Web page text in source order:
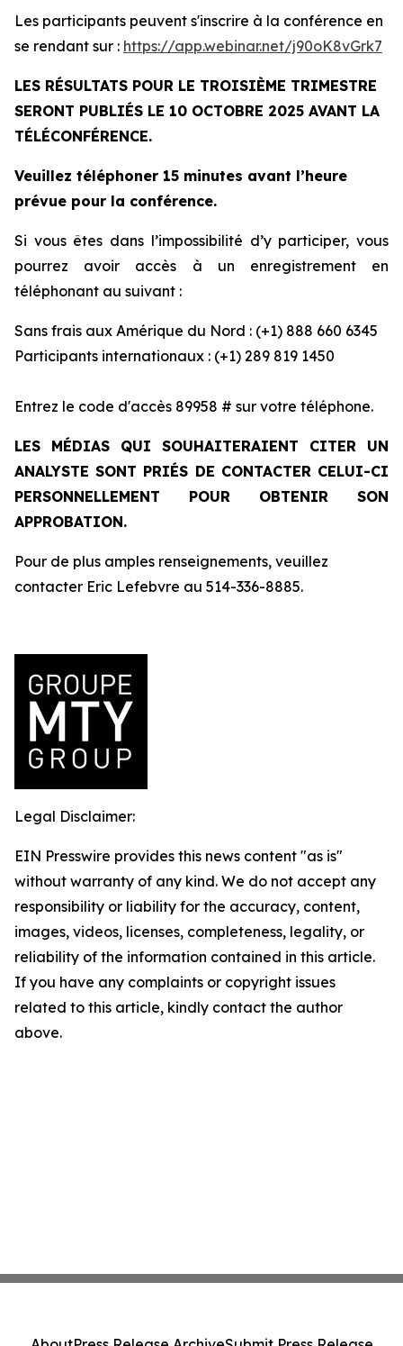
Les participants peuvent s'inscrire à la conférence en
se rendant sur : https://app.webinar.net/j90oK8vGrk7
LES RÉSULTATS POUR LE TROISIÈME TRIMESTRE
SERONT PUBLIÉS LE 10 OCTOBRE 2025 AVANT LA
TÉLÉCONFÉRENCE.
Veuillez téléphoner 15 minutes avant l’heure
prévue pour la conférence.
Si vous êtes dans l’impossibilité d’y participer, vous
pourrez avoir accès à un enregistrement en
téléphonant au suivant :
Sans frais aux Amérique du Nord : (+1) 888 660 6345
Participants internationaux : (+1) 289 819 1450
Entrez le code d'accès 89958 # sur votre téléphone.
LES MÉDIAS QUI SOUHAITERAIENT CITER UN
ANALYSTE SONT PRIÉS DE CONTACTER CELUI-CI
PERSONNELLEMENT POUR OBTENIR SON
APPROBATION.
Pour de plus amples renseignements, veuillez
contacter Eric Lefebvre au 514-336-8885.
Legal Disclaimer:
EIN Presswire provides this news content "as is"
without warranty of any kind. We do not accept any
responsibility or liability for the accuracy, content,
images, videos, licenses, completeness, legality, or
reliability of the information contained in this article.
If you have any complaints or copyright issues
related to this article, kindly contact the author
above.